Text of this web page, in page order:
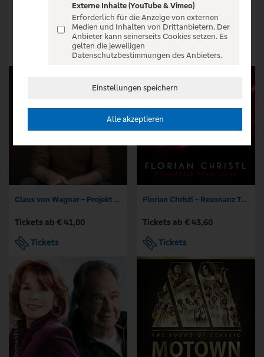
Loriot - Der große Loriot-Abend
Tickets ab € 49,50
Tickets ab € 60,35
Tickets
Claus von Wagner - Projekt Equilibrium
Tickets ab € 41,00
Tickets
Florian Christl - Resonanz Tour 2026
Tickets ab € 43,60
Tickets
Externe Inhalte (YouTube & Vimeo)
Erforderlich für die Anzeige von externen
Medien und Inhalten von Drittanbietern. Der
Anbieter kann seinerseits Cookies setzen. Es
gelten die jeweiligen
Datenschutzbestimmungen des Anbieters.
Einstellungen speichern
Alle akzeptieren